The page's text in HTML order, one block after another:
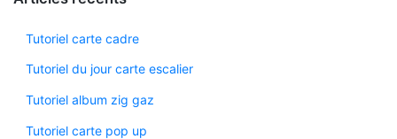
Tutoriel carte cadre
Tutoriel du jour carte escalier
Tutoriel album zig gaz
Tutoriel carte pop up